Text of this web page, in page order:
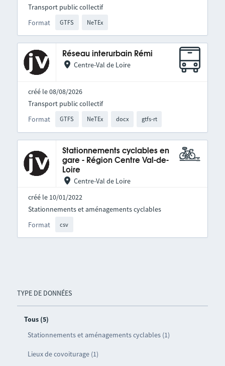
TYPE DE DONNÉES
Tous (5)
Stationnements et aménagements cyclables (1)
Lieux de covoiturage (1)
Format GTFS NeTEx
Transport public collectif
Réseau interurbain Rémi
Centre-Val de Loire
créé le 08/08/2026
Format GTFS NeTEx docx gtfs-rt
Transport public collectif
Stationnements cyclables en
gare - Région Centre Val-de-
Loire
Centre-Val de Loire
créé le 10/01/2022
Format csv
Stationnements et aménagements cyclables